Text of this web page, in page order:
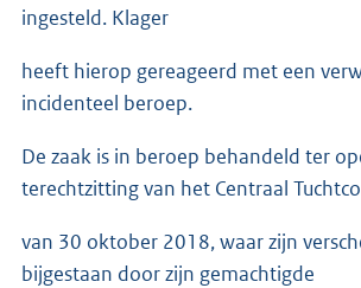
ingesteld. Klager
heeft hierop gereageerd met een
incidenteel beroep.
De zaak is in beroep behandeld ter
terechtzitting van het Centraal
van 30 oktober 2018, waar zijn
bijgestaan door zijn gemachtigde